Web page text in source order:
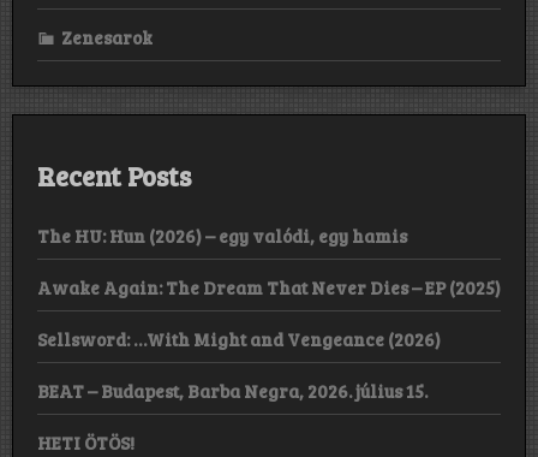
Zenesarok
Recent Posts
The HU: Hun (2026) – egy valódi, egy hamis
Awake Again: The Dream That Never Dies – EP (2025)
Sellsword: …With Might and Vengeance (2026)
BEAT – Budapest, Barba Negra, 2026. július 15.
HETI ÖTÖS!